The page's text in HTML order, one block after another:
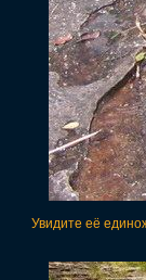
Увидите её